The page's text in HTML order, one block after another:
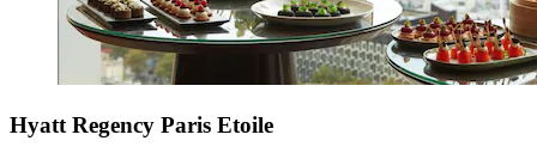
Hyatt Regency Paris Etoile